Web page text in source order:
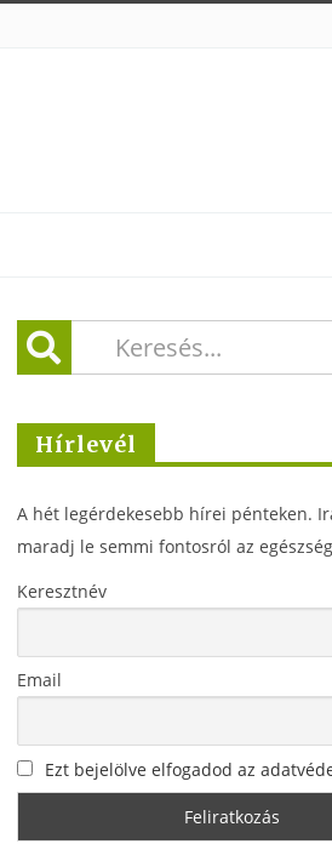
Hírlevél
A hét legérdekesebb hírei pénteken.
maradj le semmi fontosról az
Keresztnév
Email
Ezt bejelölve elfogadod az